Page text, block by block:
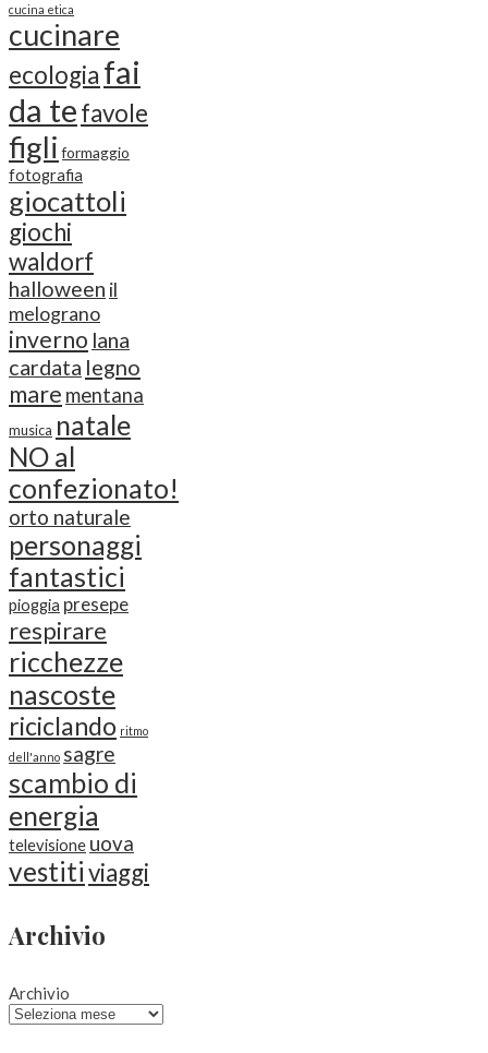
cucina etica
cucinare
ecologia fai
da tefavole
figli formaggio
fotografia
giocattoli
giochi
waldorf
halloween il
melograno
inverno lana
cardata legno
mare mentana
musica natale
NO al
confezionato!
orto naturale
personaggi
fantastici
pioggia presepe
respirare
ricchezze
nascoste
riciclando ritmo
dell'anno sagre
scambio di
energia
televisione uova
vestitiviaggi
Archivio
Archivio